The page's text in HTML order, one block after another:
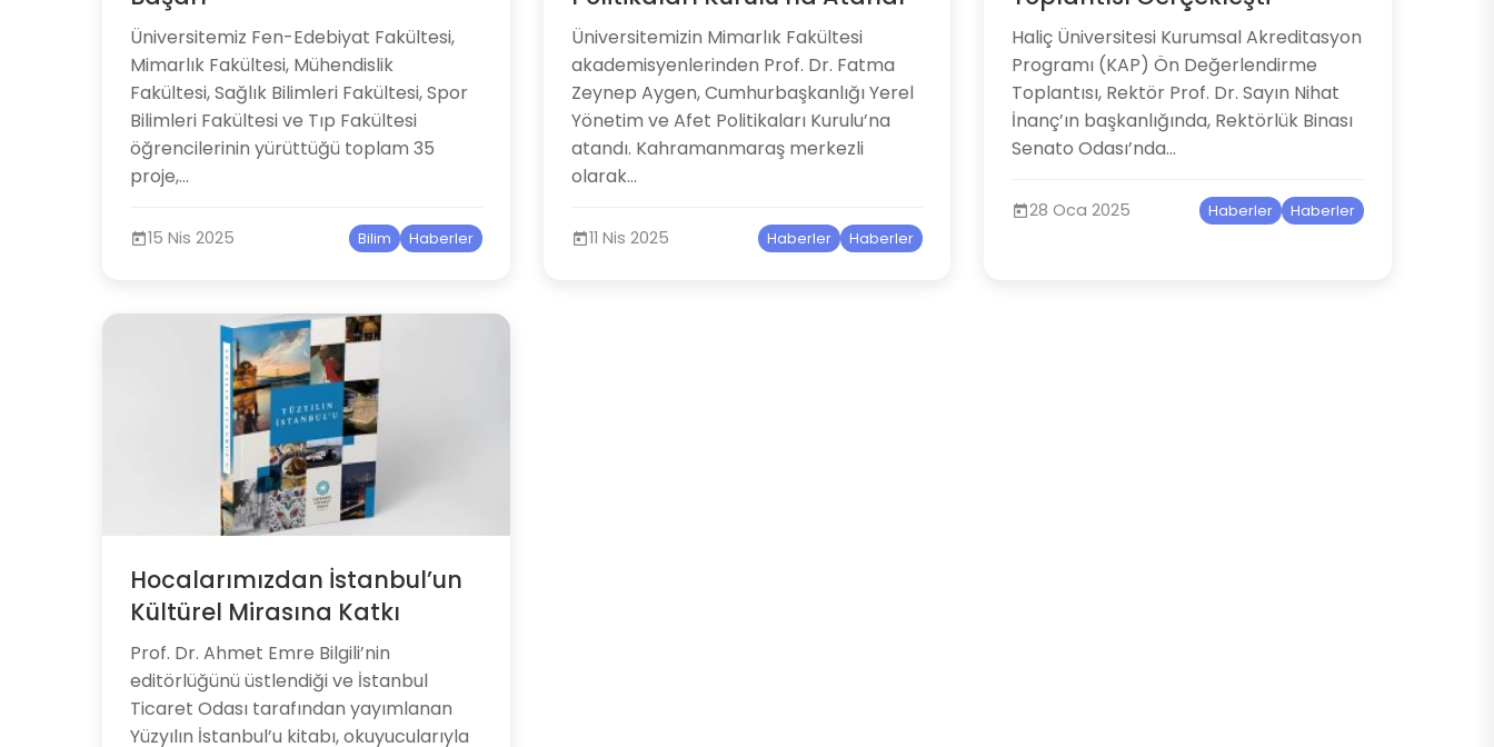
Üniversitemiz Fen-Edebiyat Fakültesi,
Mimarlık Fakültesi, Mühendislik
Fakültesi, Sağlık Bilimleri Fakültesi, Spor
Bilimleri Fakültesi ve Tıp Fakültesi
öğrencilerinin yürüttüğü toplam 35
proje,...
15 Nis 2025 Bilim Haberler
Üniversitemizin Mimarlık Fakültesi
akademisyenlerinden Prof. Dr. Fatma
Zeynep Aygen, Cumhurbaşkanlığı Yerel
Yönetim ve Afet Politikaları Kurulu’na
atandı. Kahramanmaraş merkezli
olarak...
11 Nis 2025 Haberler Haberler
Haliç Üniversitesi Kurumsal Akreditasyon
Programı (KAP) Ön Değerlendirme
Toplantısı, Rektör Prof. Dr. Sayın Nihat
İnanç’ın başkanlığında, Rektörlük Binası
Senato Odası’nda...
28 Oca 2025 Haberler Haberler
Hocalarımızdan İstanbul’un
Kültürel Mirasına Katkı
​​​​​Prof. Dr. Ahmet Emre Bilgili’nin
editörlüğünü üstlendiği ve İstanbul
Ticaret Odası tarafından yayımlanan
Yüzyılın İstanbul’u kitabı, okuyucularıyla